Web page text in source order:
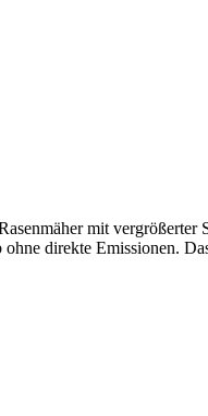
mit vergrößerter
direkte Emissionen.